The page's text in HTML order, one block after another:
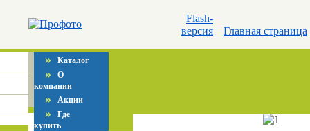
Flash-
версия
Главная страница
» Каталог
» О
компании
» Акции
» Где
купить